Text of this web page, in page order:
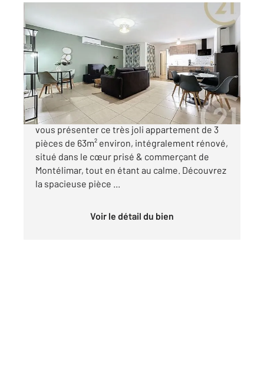
62,84 m
, 3 pièces
Ref : 4800
Appartement T3 à vendre
131 000 €
Century 21 Portes de Provence a le privilège de
vous présenter ce très joli appartement de 3
pièces de 63m² environ, intégralement rénové,
situé dans le cœur prisé & commerçant de
Montélimar, tout en étant au calme. Découvrez
la spacieuse pièce ...
Voir le détail du bien